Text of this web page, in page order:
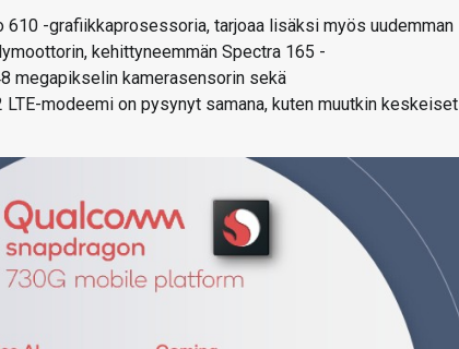
610 -grafiikkaprosessoria, tarjoaa lisäksi myös uudemman
kehittyneemmän Spectra 165 -
megapikselin kamerasensorin sekä
modeemi on pysynyt samana, kuten muutkin keskeiset